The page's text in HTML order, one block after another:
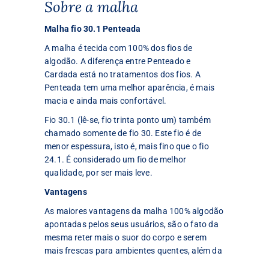
Sobre a malha
Malha fio 30.1 Penteada
A malha é tecida com 100% dos fios de
algodão. A diferença entre Penteado e
Cardada está no tratamentos dos fios. A
Penteada tem uma melhor aparência, é mais
macia e ainda mais confortável.
Fio 30.1 (lê-se, fio trinta ponto um) também
chamado somente de fio 30. Este fio é de
menor espessura, isto é, mais fino que o fio
24.1. É considerado um fio de melhor
qualidade, por ser mais leve.
Vantagens
As maiores vantagens da malha 100% algodão
apontadas pelos seus usuários, são o fato da
mesma reter mais o suor do corpo e serem
mais frescas para ambientes quentes, além da